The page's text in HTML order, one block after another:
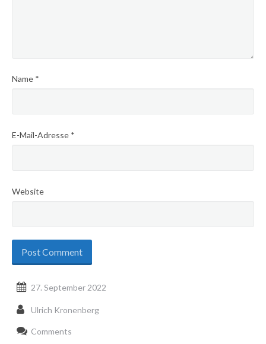
Name *
E-Mail-Adresse *
Website
27. September 2022
Ulrich Kronenberg
Comments